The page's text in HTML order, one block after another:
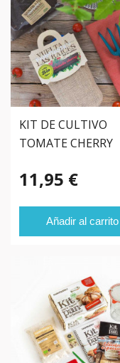
KIT DE CULTIVO
TOMATE CHERRY
11,95 €
Añadir al carrito